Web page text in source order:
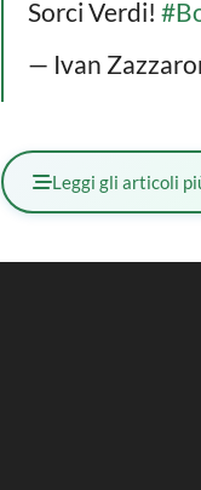
Sorci Verdi!
— Ivan
Leggi gli articoli